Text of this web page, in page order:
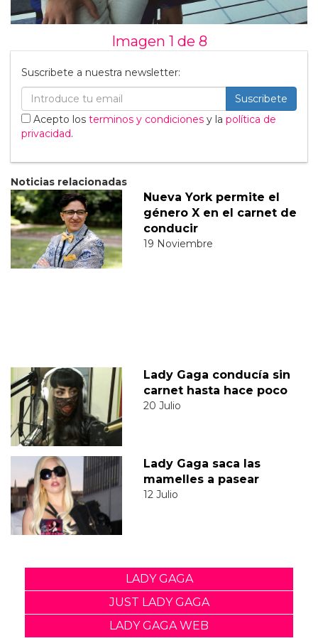
Imagen 1 de 8
Suscribete a nuestra newsletter:
Suscribete
Acepto los terminos y condiciones y la política de
privacidad.
Noticias relacionadas
Nueva York permite el
género X en el carnet de
conducir
19 Noviembre
Lady Gaga conducía sin
carnet hasta hace poco
20 Julio
Lady Gaga saca las
mamelles a pasear
12 Julio
LADY GAGA
JUST LADY GAGA
LADY GAGA WEB